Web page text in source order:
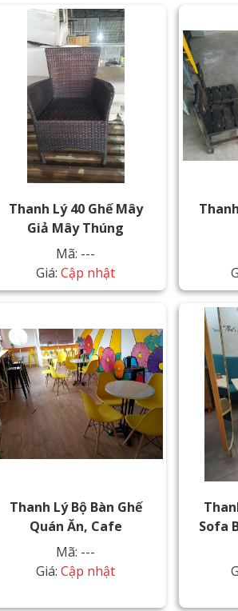
Thanh Lý 40 Ghế Mây
Giả Mây Thúng
Mã: ---
Giá:Cập nhật
Thanh Lý Bộ Bàn Ghế
Quán Ăn, Cafe
Mã: ---
Giá:Cập nhật
Sofa